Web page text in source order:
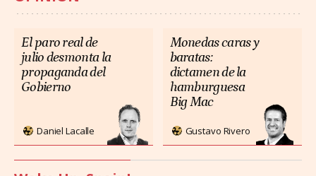
El paro real de
julio desmonta la
propaganda del
Gobierno
Daniel Lacalle
Monedas caras y
baratas:
dictamen de la
hamburguesa
Big Mac
Gustavo Rivero